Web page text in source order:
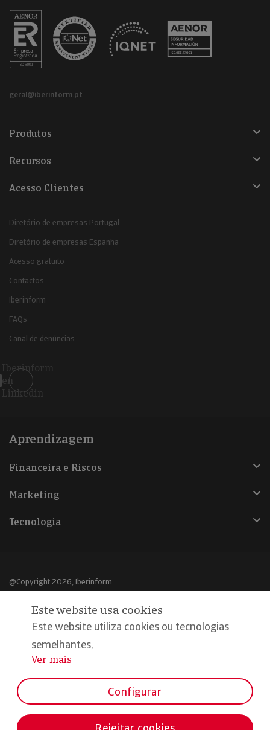
geral@iberinform.pt
Produtos
Recursos
Acesso Clientes
Diretório de empresas Portugal
Diretório de empresas Espanha
Acesso gratuito
Contactos
Iberinform
FAQs
Canal de denúncias
Iberinform
en
Linkedin
Aprendizagem
Financeira e Riscos
Marketing
Tecnologia
@Copyright 2026, Iberinform
Aviso legal
Política de cookies
Declaração de privacidade
Este website usa cookies
Este website utiliza cookies ou tecnologias
semelhantes,
...
Ver mais
Configurar